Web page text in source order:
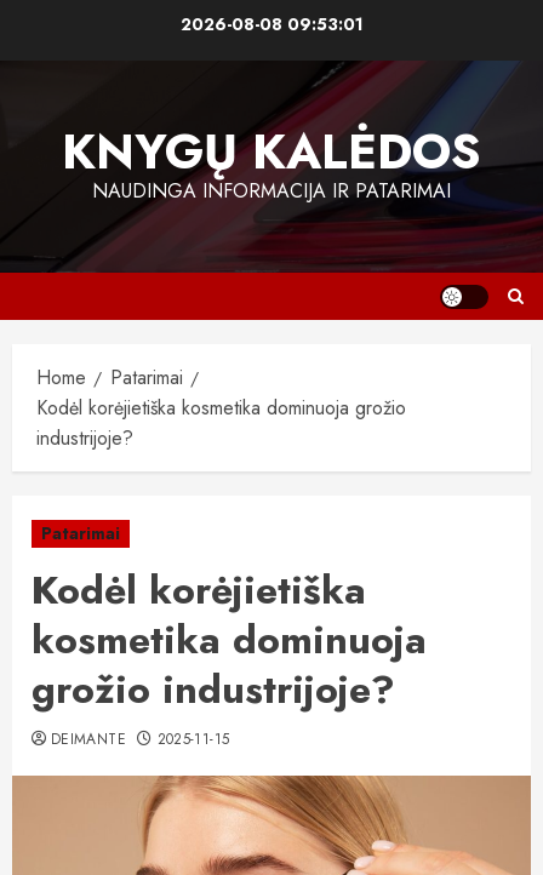
2026-08-08 09:53:01
KNYGŲ KALĖDOS
NAUDINGA INFORMACIJA IR PATARIMAI
Home
Patarimai
Kodėl korėjietiška kosmetika dominuoja grožio
industrijoje?
Patarimai
Kodėl korėjietiška
kosmetika dominuoja
grožio industrijoje?
DEIMANTE 2025-11-15